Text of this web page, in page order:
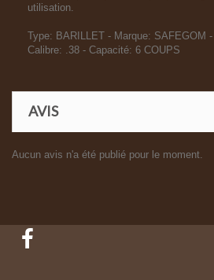
utilisation.
Type: BARILLET - Marque: SAFEGOM
Calibre: .38 - Capacité: 6 COUPS
AVIS
Aucun avis n'a été publié pour le moment.